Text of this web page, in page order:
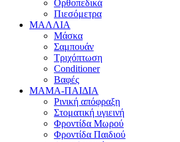
Ορθοπεδικά
Πιεσόμετρα
ΜΑΛΛΙΑ
Μάσκα
Σαμπουάν
Τριχόπτωση
Conditioner
Βαφές
ΜΑΜΑ-ΠΑΙΔΙΑ
Ρινική απόφραξη
Στοματική υγιεινή
Φροντίδα Μωρού
Φροντίδα Παιδιού